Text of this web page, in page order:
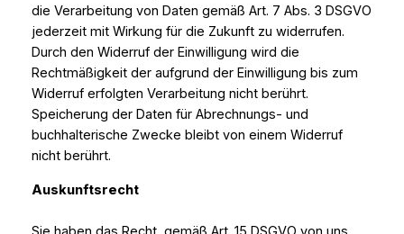
die Verarbeitung von Daten gemäß Art. 7 Abs. 3 DSGVO
jederzeit mit Wirkung für die Zukunft zu widerrufen.
Durch den Widerruf der Einwilligung wird die
Rechtmäßigkeit der aufgrund der Einwilligung bis zum
Widerruf erfolgten Verarbeitung nicht berührt.
Speicherung der Daten für Abrechnungs- und
buchhalterische Zwecke bleibt von einem Widerruf
nicht berührt.
Auskunftsrecht